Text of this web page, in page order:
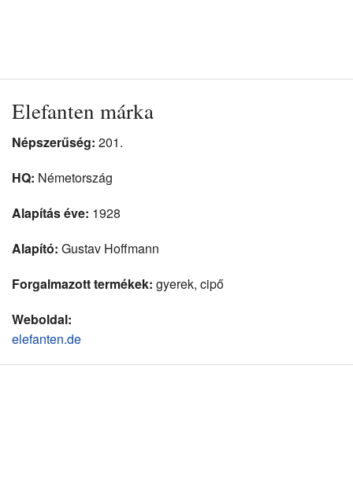
Elefanten márka
Népszerűség: 201.
HQ: Németország
Alapítás éve: 1928
Alapító: Gustav Hoffmann
Forgalmazott termékek: gyerek, cipő
Weboldal:
elefanten.de